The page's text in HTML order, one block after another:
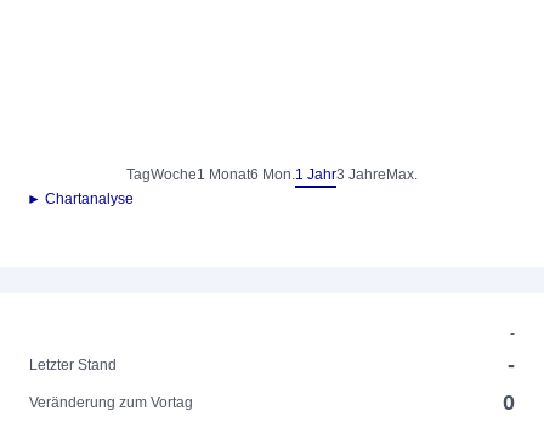
TagWoche1 Monat6 Mon.1 Jahr3 Jahre Max.
► Chartanalyse
-
Letzter Stand
-
Veränderung zum Vortag 0